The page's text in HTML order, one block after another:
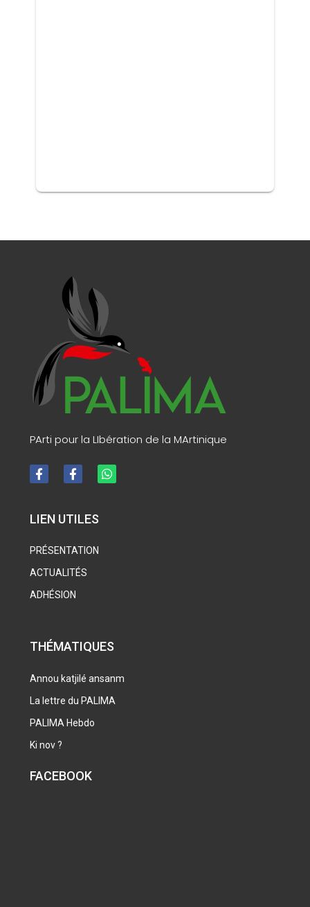
PArti pour la LIbération de la MArtinique
LIEN UTILES
PRÉSENTATION
ACTUALITÉS
ADHÉSION
THÉMATIQUES
Annou katjilé ansanm
La lettre du PALIMA
PALIMA Hebdo
Ki nov ?
FACEBOOK